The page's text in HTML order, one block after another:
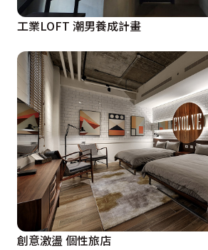
工業LOFT 潮男養成計畫
創意激盪 個性旅店